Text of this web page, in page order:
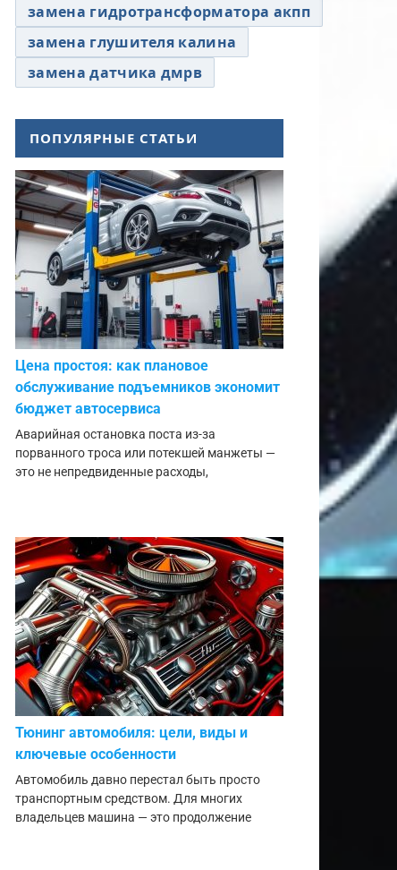
замена гидротрансформатора акпп
замена глушителя калина
замена датчика дмрв
ПОПУЛЯРНЫЕ СТАТЬИ
Цена простоя: как плановое
обслуживание подъемников экономит
бюджет автосервиса
Аварийная остановка поста из-за
порванного троса или потекшей манжеты —
это не непредвиденные расходы,
Тюнинг автомобиля: цели, виды и
ключевые особенности
Автомобиль давно перестал быть просто
транспортным средством. Для многих
владельцев машина — это продолжение